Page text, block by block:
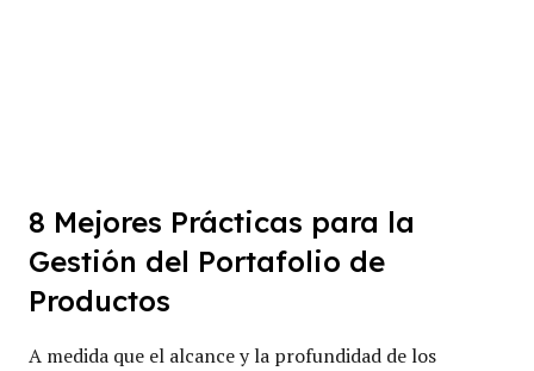
8 Mejores Prácticas para la
Gestión del Portafolio de
Productos
A medida que el alcance y la profundidad de los